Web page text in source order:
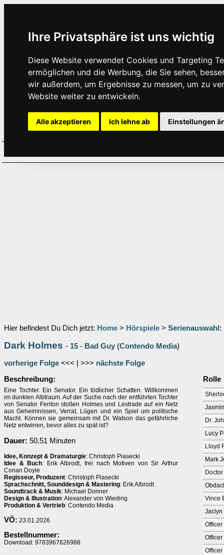
Ihre Privatsphäre ist uns wichtig
Diese Website verwendet Cookies und Targeting
ermöglichen und die Werbung, die Sie sehen,
wir außerdem, um Ergebnisse zu messen, um zu
Website weiter zu entwickeln.
Alle akzeptieren Ich lehne ab Einstellungen
Hier befindest Du Dich jetzt: Home > Hörspiele > Serienauswahl :
Dark Holmes - 15 - Bad Guy (Contendo Media)
vorherige Folge <<< | >>> nächste Folge
Beschreibung:
Eine Tochter. Ein Senator. Ein tödlicher Schatten. Willkommen
im dunklen Albtraum. Auf der Suche nach der entführten Tochter
von Senator Fenton stoßen Holmes und Lestrade auf ein Netz
aus Geheimnissen, Verrat, Lügen und ein Spiel um politische
Macht. Können sie gemeinsam mit Dr. Watson das gefährliche
Netz entwirren, bevor alles zu spät ist?
Dauer: 50.51 Minuten
Idee, Konzept & Dramaturgie: Christoph Piasecki
Idee & Buch: Erik Albrodt, frei nach Motiven von Sir Arthur
Conan Doyle
Regisseur, Produzent: Christoph Piasecki
Sprachschnitt, Sounddesign & Mastering: Erik Albrodt
Soundtrack & Musik: Michael Donner
Design & Illustration: Alexander von Wieding
Produktion & Vertrieb: Contendo Media
VÖ: 23.01.2026
Bestellnummer:
Download: 9783967626988
Rolle
Dr.
Lucy
Lloyd
Mark
Vince
Jaclyn
Officer
Officer
Officer